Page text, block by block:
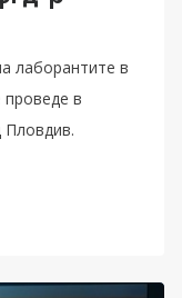
лаборантите в
проведе в
Пловдив.